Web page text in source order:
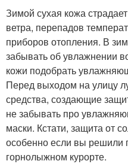
Зимой сухая кожа
ветра, перепадов
приборов отопления. В
забывать об увлажнении
кожи подобрать
Перед выходом на улицу
средства, создающие
не забывать про
маски. Кстати, защита от
особенно если вы решили
горнолыжном курорте.